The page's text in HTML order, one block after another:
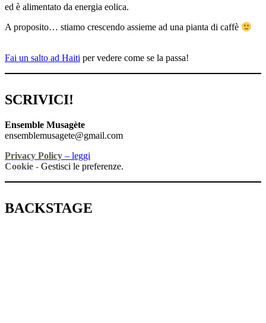
ed è alimentato da energia eolica.
A proposito… stiamo crescendo assieme ad una pianta di caffè
Fai un salto ad Haiti per vedere come se la passa!
SCRIVICI!
Ensemble Musagète
ensemblemusagete@gmail.com
Privacy Policy – leggi
Cookie - Gestisci le preferenze.
BACKSTAGE